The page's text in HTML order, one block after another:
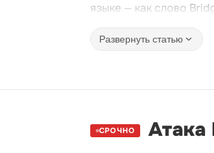
языке — как слово
Развернуть статью
СРОЧНО Атака